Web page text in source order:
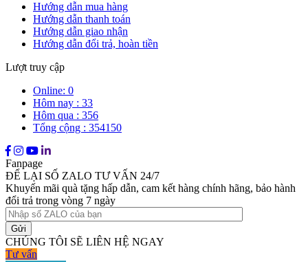
Hướng dẫn mua hàng
Hướng dẫn thanh toán
Hướng dẫn giao nhận
Hướng dẫn đổi trả, hoàn tiền
Lượt truy cập
Online: 0
Hôm nay : 33
Hôm qua : 356
Tổng cộng : 354150
Fanpage
ĐỂ LẠI SỐ ZALO TƯ VẤN 24/7
Khuyến mãi quà tặng hấp dẫn, cam kết hàng chính hãng, bảo hành
đổi trả trong vòng 7 ngày
CHÚNG TÔI SẼ LIÊN HỆ NGAY
Tư vấn